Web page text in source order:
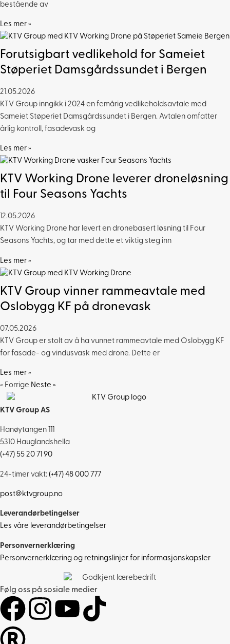
bestående av
Les mer »
Forutsigbart vedlikehold for Sameiet
Støperiet Damsgårdssundet i Bergen
21.05.2026
KTV Group inngikk i 2024 en femårig vedlikeholdsavtale med
Sameiet Støperiet Damsgårdssundet i Bergen. Avtalen omfatter
årlig kontroll, fasadevask og
Les mer »
KTV Working Drone leverer droneløsning
til Four Seasons Yachts
12.05.2026
KTV Working Drone har levert en dronebasert løsning til Four
Seasons Yachts, og tar med dette et viktig steg inn
Les mer »
KTV Group vinner rammeavtale med
Oslobygg KF på dronevask
07.05.2026
KTV Group er stolt av å ha vunnet rammeavtale med Oslobygg KF
for fasade- og vindusvask med drone. Dette er
Les mer »
« Forrige Neste »
KTV Group AS
Hanøytangen 111
5310 Hauglandshella
(+47) 55 20 71 90
24-timer vakt: (+47) 48 000 777
post@ktvgroup.no
Leverandørbetingelser
Les våre leverandørbetingelser
Personvernerklæring
Personvernerklæring og retningslinjer for informasjonskapsler
Følg oss på sosiale medier